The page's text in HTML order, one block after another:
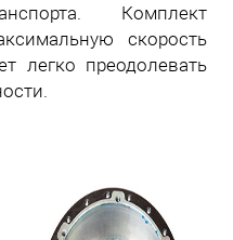
Комплект
скорость
легко преодолевать